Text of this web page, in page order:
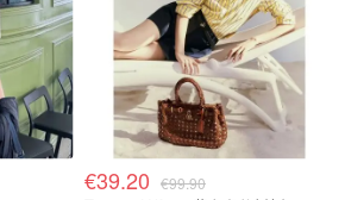
€39.20 €99.90